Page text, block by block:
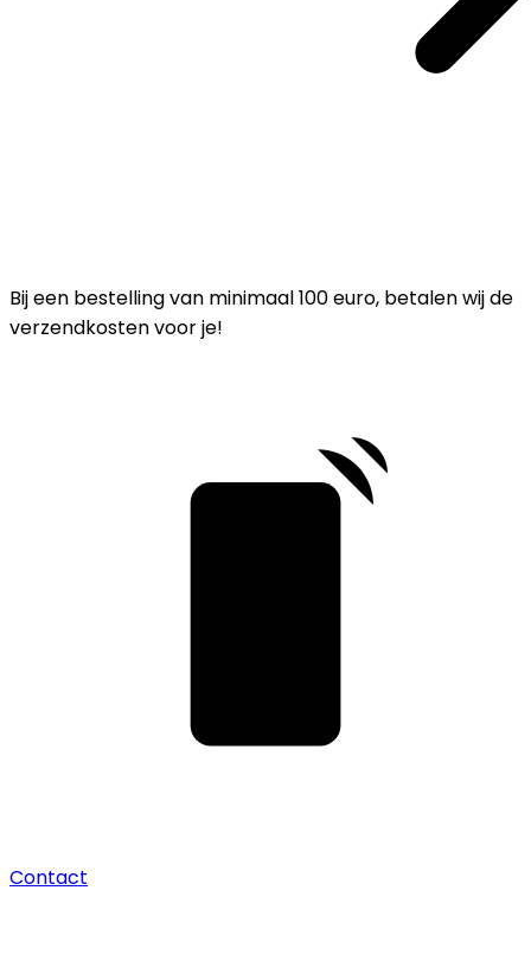
Bij een bestelling van minimaal 100 euro, betalen wij de
verzendkosten voor je!
Contact